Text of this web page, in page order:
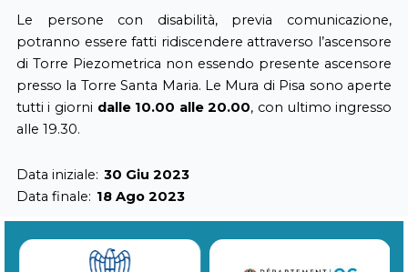
Le persone con disabilità, previa comunicazione,
potranno essere fatti ridiscendere attraverso l’ascensore
di Torre Piezometrica non essendo presente ascensore
presso la Torre Santa Maria. Le Mura di Pisa sono aperte
tutti i giorni dalle 10.00 alle 20.00, con ultimo ingresso
alle 19.30.
Data iniziale: 30 Giu 2023
Data finale: 18 Ago 2023